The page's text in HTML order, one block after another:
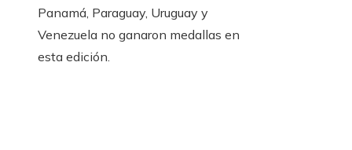
Panamá, Paraguay, Uruguay y
Venezuela no ganaron medallas en
esta edición.